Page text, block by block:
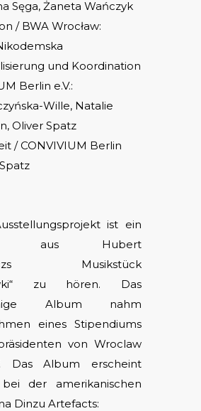
Sęga, Żaneta Wańczyk
/ BWA Wrocław:
und Koordination
Berlin e.V.:
Wille, Natalie
Oliver Spatz
/ CONVIVIUM Berlin
ist ein
aus Hubert
Musikstück
zu hören. Das
Album nahm
eines Stipendiums
von Wroclaw
Das Album erscheint
der amerikanischen
Dinzu Artefacts: